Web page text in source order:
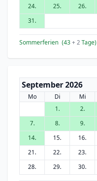
24.
25. 26.
31.
Sommerferien (43+ 2Tage)
September 2026
Mo Di Mi
1.
2.
7.
8. 9.
14.
15. 16.
21.
22. 23.
28.
29. 30.